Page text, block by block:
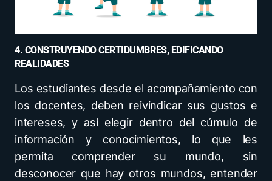
4. CONSTRUYENDO CERTIDUMBRES, EDIFICANDO
REALIDADES
Los estudiantes desde el acompañamiento con
los docentes, deben reivindicar sus gustos e
intereses, y así elegir dentro del cúmulo de
información y conocimientos, lo que les
permita comprender su mundo, sin
desconocer que hay otros mundos, entender